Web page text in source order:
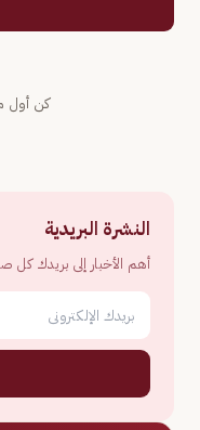
كن أول
النشرة البريدية
أهم الأخبار إلى بريدك كل